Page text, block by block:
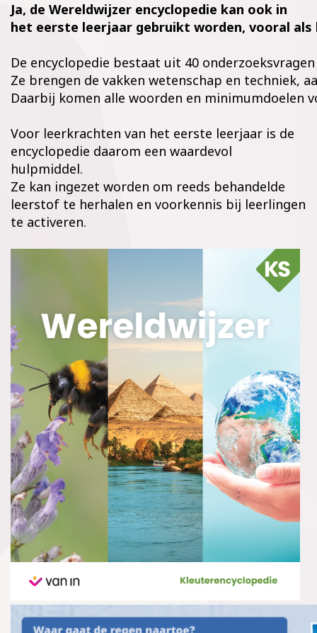
Ja, de Wereldwijzer encyclopedie kan ook in
het eerste leerjaar gebruikt worden, vooral
De encyclopedie bestaat uit 40
Ze brengen de vakken wetenschap en techniek,
Daarbij komen alle woorden en minimumdoelen
Voor leerkrachten van het eerste leerjaar is de
encyclopedie daarom een waardevol
hulpmiddel.
Ze kan ingezet worden om reeds behandelde
leerstof te herhalen en voorkennis bij leerlingen
te activeren.